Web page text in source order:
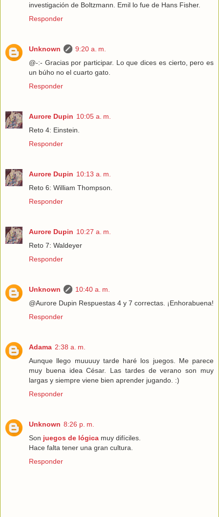
investigación de Boltzmann. Emil lo fue de Hans Fisher.
Responder
Unknown
9:20 a. m.
@-:- Gracias por participar. Lo que dices es cierto, pero es
un búho no el cuarto gato.
Responder
Aurore Dupin 10:05 a. m.
Reto 4: Einstein.
Responder
Aurore Dupin 10:13 a. m.
Reto 6: William Thompson.
Responder
Aurore Dupin 10:27 a. m.
Reto 7: Waldeyer
Responder
Unknown
10:40 a. m.
@Aurore Dupin Respuestas 4 y 7 correctas. ¡Enhorabuena!
Responder
Adama 2:38 a. m.
Aunque llego muuuuy tarde haré los juegos. Me parece
muy buena idea César. Las tardes de verano son muy
largas y siempre viene bien aprender jugando. :)
Responder
Unknown 8:26 p. m.
Son juegos de lógica muy difíciles.
Hace falta tener una gran cultura.
Responder